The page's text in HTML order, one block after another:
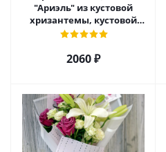
"Ариэль" из кустовой
хризантемы, кустовой
розы и альстромерии арт.
2060 ₽